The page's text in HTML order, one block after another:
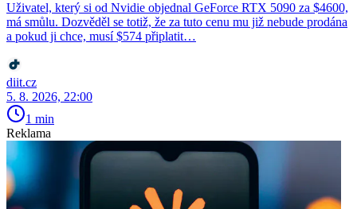
Uživatel, který si od Nvidie objednal GeForce RTX 5090 za $4600,
má smůlu. Dozvěděl se totiž, že za tuto cenu mu již nebude prodána
a pokud ji chce, musí $574 připlatit…
diit.cz
5. 8. 2026, 22:00
1 min
Reklama